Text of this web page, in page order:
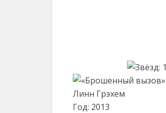
Год: 2013